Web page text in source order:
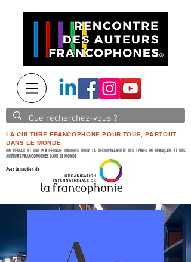
LA CULTURE FRANCOPHONE POUR TOUS, PARTOUT
DANS LE MONDE
UN RÉSEAU ET UNE PLATEFORME UNIQUES POUR LA DÉCOUVRABILITÉ DES LIVRES EN FRANÇAIS ET DES
AUTEURS FRANCOPHONES DANS LE MONDE
Avec le soutien de